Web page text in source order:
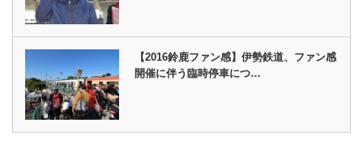
【2016鈴鹿ファン感】伊勢鉄道、ファン感
開催に伴う臨時停車につ…